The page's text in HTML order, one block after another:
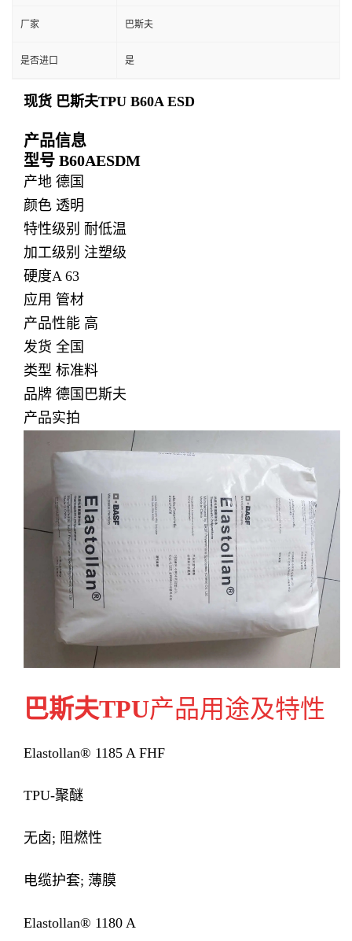
厂家 巴斯夫
是否进口 是
现货 巴斯夫TPU B60A ESD
产品信息
型号 B60AESDM
产地 德国
颜色 透明
特性级别 耐低温
加工级别 注塑级
硬度A 63
应用 管材
产品性能 高
发货 全国
类型 标准料
品牌 德国巴斯夫
产品实拍
巴斯夫TPU产品用途及特性
Elastollan® 1185 A FHF
TPU-聚醚
无卤; 阻燃性
电缆护套; 薄膜
Elastollan® 1180 A